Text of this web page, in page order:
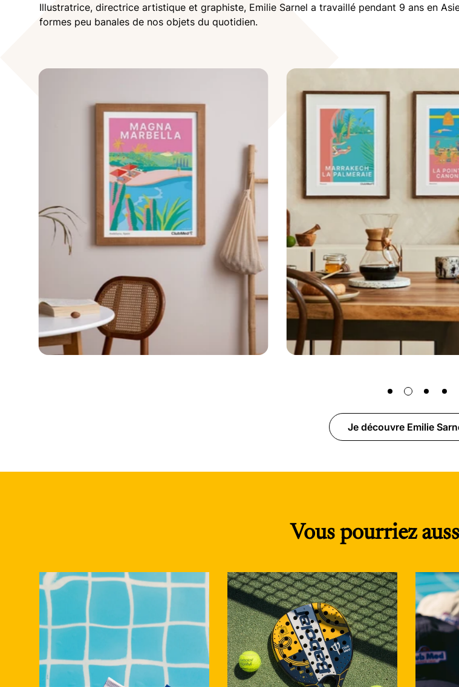
Illustratrice, directrice artistique et graphiste, Emilie Sarnel a travaillé pendant 9 ans en
formes peu banales de nos objets du quotidien.
Je découvre Emilie
Vous pourriez